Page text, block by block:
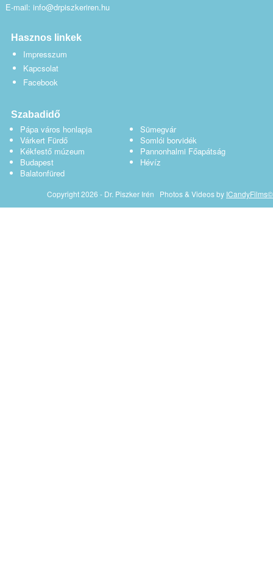
E-mail: info@drpiszkeriren.hu
Hasznos linkek
Impresszum
Kapcsolat
Facebook
Szabadidő
Pápa város honlapja
Várkert Fürdő
Kékfestő múzeum
Budapest
Sümegvár
Somlói borvidék
Pannonhalmi Főapátság
Hévíz
Balatonfüred
Copyright 2026 - Dr. Piszker Irén Photos & Videos by ICandyFilms©